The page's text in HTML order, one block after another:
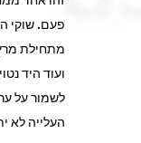
פעם. שוקי
ועוד היד
לשמור על
העלייה לא